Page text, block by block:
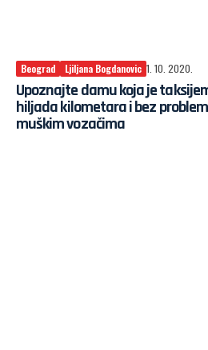
Beograd Ljiljana Bogdanovic 1. 10. 2020.
Upoznajte damu koja je
hiljada kilometara i bez
muškim vozačima